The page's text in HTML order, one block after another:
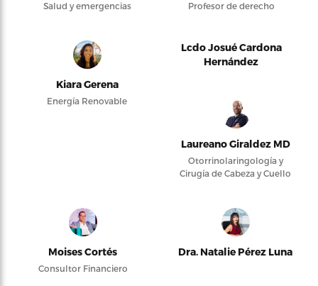
Salud y emergencias Profesor de derecho
Kiara Gerena
Energía Renovable
Lcdo Josué Cardona
Hernández
Laureano Giraldez MD
Otorrinolaringología y
Cirugía de Cabeza y Cuello
Moises Cortés
Consultor Financiero
Dra. Natalie Pérez Luna